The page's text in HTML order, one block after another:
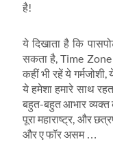
है!
ये दिखाता है कि
सकता है, Time Zone
कहीं भी रहें ये
ये हमेशा हमारे साथ
बहुत-बहुत आभार व्यक्त
पूरा महाराष्ट्र, और
और ए फॉर असम …